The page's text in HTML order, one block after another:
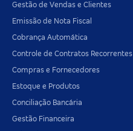
Gestão de Vendas e Clientes
Emissão de Nota Fiscal
Cobrança Automática
Controle de Contratos Recorrentes
Compras e Fornecedores
Estoque e Produtos
Conciliação Bancária
Gestão Financeira